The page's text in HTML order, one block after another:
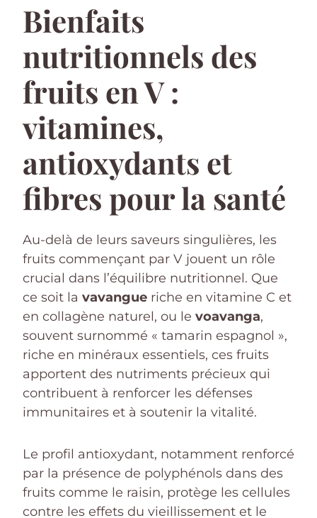
Bienfaits
nutritionnels des
fruits en V :
vitamines,
antioxydants et
fibres pour la santé
Au-delà de leurs saveurs singulières, les
fruits commençant par V jouent un rôle
crucial dans l’équilibre nutritionnel. Que
ce soit la vavangue riche en vitamine C et
en collagène naturel, ou le voavanga,
souvent surnommé « tamarin espagnol »,
riche en minéraux essentiels, ces fruits
apportent des nutriments précieux qui
contribuent à renforcer les défenses
immunitaires et à soutenir la vitalité.
Le profil antioxydant, notamment renforcé
par la présence de polyphénols dans des
fruits comme le raisin, protège les cellules
contre les effets du vieillissement et le